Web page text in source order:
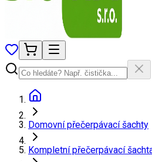
Domovní přečerpávací šachty
Kompletní přečerpávací